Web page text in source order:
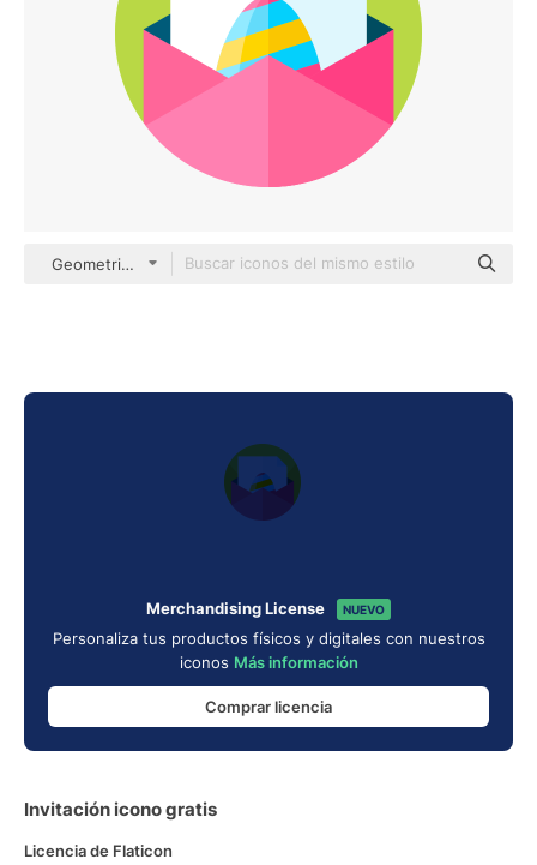
Geometric Flat Circular Flat
Merchandising License NUEVO
Personaliza tus productos físicos y digitales con nuestros
iconos Más información
Comprar licencia
Invitación icono gratis
Licencia de Flaticon